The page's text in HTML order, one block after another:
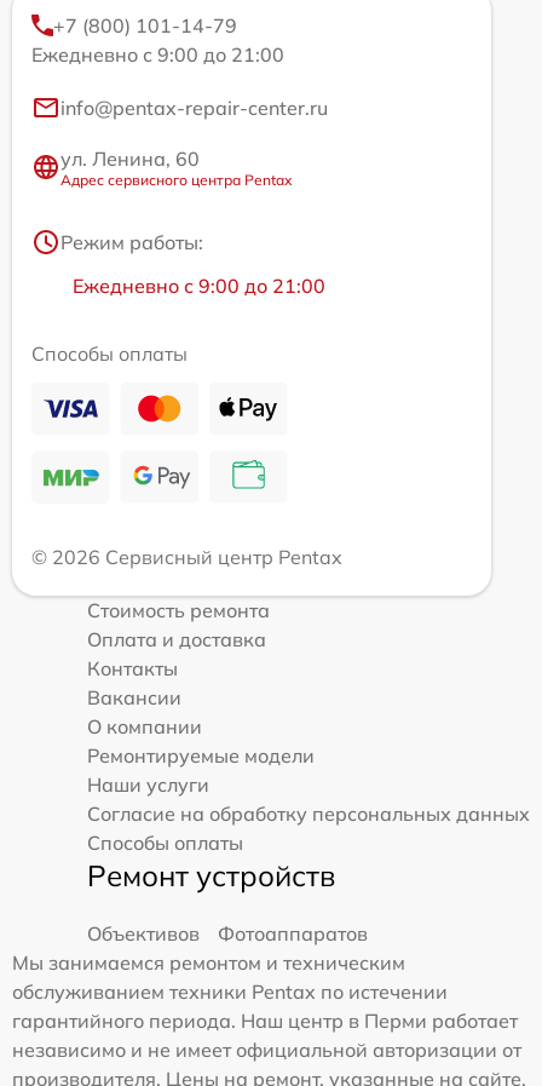
+7 (800) 101-14-79
Ежедневно с 9:00 до 21:00
info@pentax-repair-center.ru
ул. Ленина, 60
Адрес сервисного центра Pentax
Режим работы:
Ежедневно с 9:00 до 21:00
Способы оплаты
© 2026 Сервисный центр Pentax
Стоимость ремонта
Оплата и доставка
Контакты
Вакансии
О компании
Ремонтируемые модели
Наши услуги
Согласие на обработку персональных данных
Способы оплаты
Ремонт устройств
Объективов
Фотоаппаратов
Мы занимаемся ремонтом и техническим
обслуживанием техники Pentax по истечении
гарантийного периода. Наш центр в Перми работает
независимо и не имеет официальной авторизации от
производителя. Цены на ремонт, указанные на сайте,